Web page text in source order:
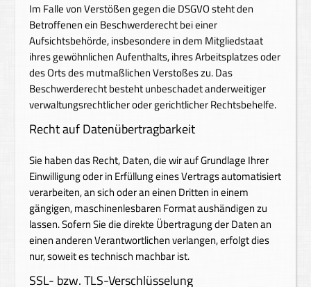
Im Falle von Verstößen gegen die DSGVO steht den
Betroffenen ein Beschwerderecht bei einer
Aufsichtsbehörde, insbesondere in dem Mitgliedstaat
ihres gewöhnlichen Aufenthalts, ihres Arbeitsplatzes oder
des Orts des mutmaßlichen Verstoßes zu. Das
Beschwerderecht besteht unbeschadet anderweitiger
verwaltungsrechtlicher oder gerichtlicher Rechtsbehelfe.
Recht auf Daten­übertrag­barkeit
Sie haben das Recht, Daten, die wir auf Grundlage Ihrer
Einwilligung oder in Erfüllung eines Vertrags automatisiert
verarbeiten, an sich oder an einen Dritten in einem
gängigen, maschinenlesbaren Format aushändigen zu
lassen. Sofern Sie die direkte Übertragung der Daten an
einen anderen Verantwortlichen verlangen, erfolgt dies
nur, soweit es technisch machbar ist.
SSL- bzw. TLS-Verschlüsselung